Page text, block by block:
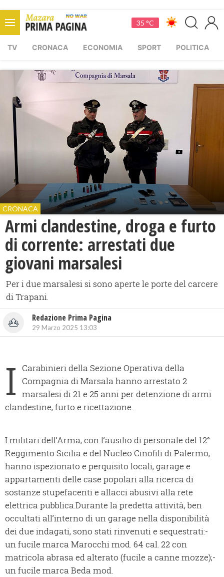
35 °C
TV CRONACA ECONOMIA SPORT POLITICA
CRONACA
Armi clandestine, droga e furto
di corrente: arrestati due
giovani marsalesi
Per i due marsalesi si sono aperte le porte del carcere
di Trapani.
Redazione Prima Pagina
29 Marzo 2025 13:03
I Carabinieri della Sezione Operativa della
Compagnia di Marsala hanno arrestato 2
marsalesi di 21 e 25 anni per detenzione di armi
clandestine, furto e ricettazione.
I militari dell’Arma, con l’ausilio di personale del 12°
Reggimento Sicilia e del Nucleo Cinofili di Palermo,
hanno ispezionato e perquisito locali, garage e
appartamenti delle case popolari alla ricerca di
sostanze stupefacenti e allacci abusivi alla rete
elettrica pubblica.Durante la predetta attività, ben
occultati all’interno di un garage nella disponibilità
dei due indagati, sono stati rinvenuti e sequestrati:-
un fucile marca Marocchi mod. 64 cal. 22 con
matricola abrasa ed alterato (fucile a canne mozze);-
un fucile marca Beda mod.